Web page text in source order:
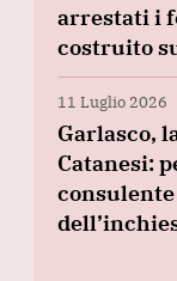
arrestati i
costruito
11 Luglio 2026
Garlasco,
Catanesi: